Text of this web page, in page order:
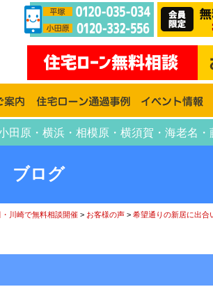
田原・横浜・相模原・横須賀・海老名
ブログ
川崎で無料相談開催 > お客様の声 > 希望通りの新居に出合